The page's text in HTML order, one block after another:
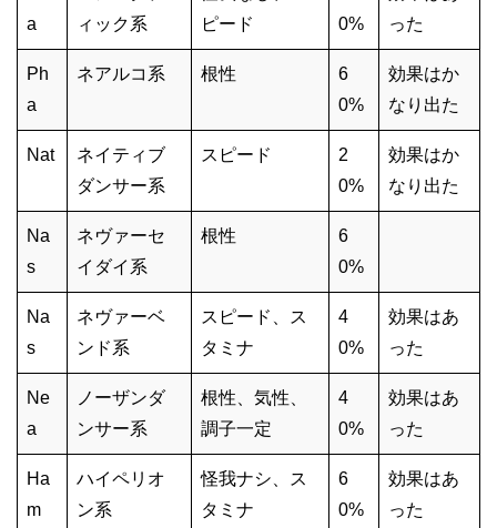
a
ィック系
ピード
0%
った
Ph
a
ネアルコ系 根性
6
0%
効果はか
なり出た
Nat
ネイティブ
ダンサー系
スピード
2
0%
効果はか
なり出た
Na
s
ネヴァーセ
イダイ系
根性
6
0%
Na
s
ネヴァーベ
ンド系
スピード、ス
タミナ
4
0%
効果はあ
った
Ne
a
ノーザンダ
ンサー系
根性、気性、
調子一定
4
0%
効果はあ
った
Ha
m
ハイペリオ
ン系
怪我ナシ、ス
タミナ
6
0%
効果はあ
った